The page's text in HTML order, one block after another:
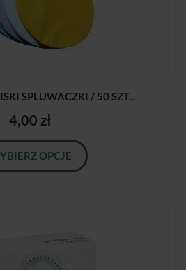
SPLUWACZKI / 50 SZT...
4,00 zł
OPCJE